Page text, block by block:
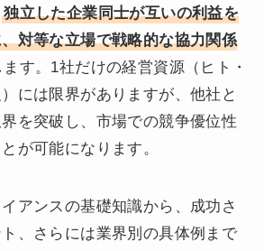
独立した企業同士が互いの利益を
対等な立場で戦略的な協力関係
す。1社だけの経営資源（ヒト・
には限界がありますが、他社と
を突破し、市場での競争優位性
が可能になります。
アンスの基礎知識から、成功さ
、さらには業界別の具体例まで